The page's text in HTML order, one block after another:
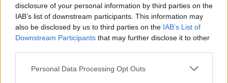
disclosure of your personal information by third parties on the
IAB’s list of downstream participants. This information may
also be disclosed by us to third parties on the IAB’s List of
Downstream Participants that may further disclose it to other
Personal Data Processing Opt Outs
november 2024
október 2024
august 2024